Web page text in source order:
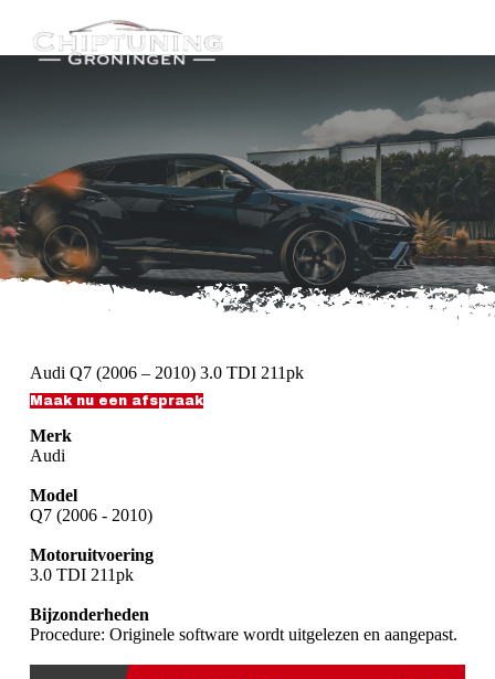
n
i
n
h
u
d
Audi Q7 (2006 – 2010) 3.0 TDI 211pk
Maak nu een afspraak
Merk
Audi
Model
Q7 (2006 - 2010)
Motoruitvoering
3.0 TDI 211pk
Bijzonderheden
Procedure: Originele software wordt uitgelezen en aangepast.